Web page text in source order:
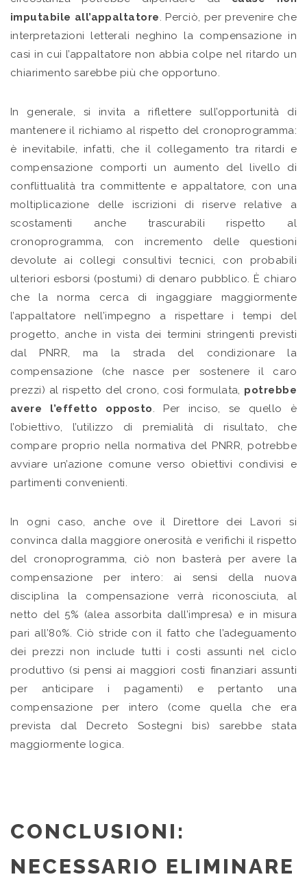
imputabile all’appaltatore. Perciò, per prevenire che
interpretazioni letterali neghino la compensazione in
casi in cui l’appaltatore non abbia colpe nel ritardo un
chiarimento sarebbe più che opportuno.
In generale, si invita a riflettere sull’opportunità di
mantenere il richiamo al rispetto del cronoprogramma:
è inevitabile, infatti, che il collegamento tra ritardi e
compensazione comporti un aumento del livello di
conflittualità tra committente e appaltatore, con una
moltiplicazione delle iscrizioni di riserve relative a
scostamenti anche trascurabili rispetto al
cronoprogramma, con incremento delle questioni
devolute ai collegi consultivi tecnici, con probabili
ulteriori esborsi (postumi) di denaro pubblico. È chiaro
che la norma cerca di ingaggiare maggiormente
l’appaltatore nell’impegno a rispettare i tempi del
progetto, anche in vista dei termini stringenti previsti
dal PNRR, ma la strada del condizionare la
compensazione (che nasce per sostenere il caro
prezzi) al rispetto del crono, così formulata, potrebbe
avere l’effetto opposto. Per inciso, se quello è
l’obiettivo, l’utilizzo di premialità di risultato, che
compare proprio nella normativa del PNRR, potrebbe
avviare un’azione comune verso obiettivi condivisi e
partimenti convenienti.
In ogni caso, anche ove il Direttore dei Lavori si
convinca dalla maggiore onerosità e verifichi il rispetto
del cronoprogramma, ciò non basterà per avere la
compensazione per intero: ai sensi della nuova
disciplina la compensazione verrà riconosciuta, al
netto del 5% (alea assorbita dall’impresa) e in misura
pari all’80%. Ciò stride con il fatto che l’adeguamento
dei prezzi non include tutti i costi assunti nel ciclo
produttivo (si pensi ai maggiori costi finanziari assunti
per anticipare i pagamenti) e pertanto una
compensazione per intero (come quella che era
prevista dal Decreto Sostegni bis) sarebbe stata
maggiormente logica.
CONCLUSIONI:
NECESSARIO ELIMINARE